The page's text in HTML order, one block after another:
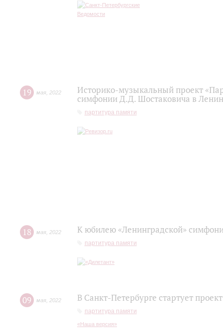
19 мая 2022
Историко-музыкальный проект
симфонии Д.Д. Шостаковича в
партитура памяти
18 мая 2022 К юбилею «Ленинградской»
партитура памяти
09 мая 2022 В Санкт-Петербурге стартует
партитура памяти
«Наша версия»